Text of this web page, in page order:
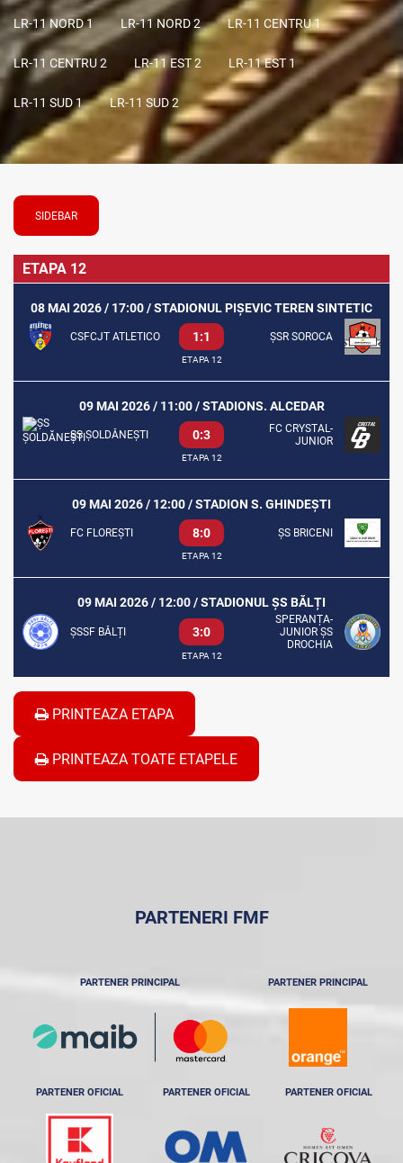
LR-11 NORD 1 LR-11 NORD 2 LR-11 CENTRU 1
LR-11 CENTRU 2 LR-11 EST 2 LR-11 EST 1
LR-11 SUD 1 LR-11 SUD 2
SIDEBAR
ETAPA 12
08 MAI 2026 / 17:00 / STADIONUL PIȘEVIC TEREN SINTETIC
CSFCJT ATLETICO 1:1 ȘSR SOROCA
ETAPA 12
09 MAI 2026 / 11:00 / STADIONS. ALCEDAR
ȘS ȘOLDĂNEȘTI 0:3
FC CRYSTAL-
JUNIOR
ETAPA 12
09 MAI 2026 / 12:00 / STADION S. GHINDEȘTI
FC FLOREȘTI 8:0 ȘS BRICENI
ETAPA 12
09 MAI 2026 / 12:00 / STADIONUL ȘS BĂLȚI
ȘSSF BĂLȚI 3:0
SPERANȚA-
JUNIOR ȘS
DROCHIA
ETAPA 12
PRINTEAZA ETAPA
PRINTEAZA TOATE ETAPELE
PARTENERI FMF
PARTENER PRINCIPAL PARTENER PRINCIPAL
PARTENER OFICIAL PARTENER OFICIAL PARTENER OFICIAL